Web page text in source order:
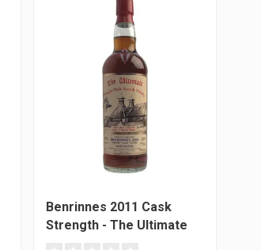
Benrinnes 2011 Cask
Strength - The Ultimate